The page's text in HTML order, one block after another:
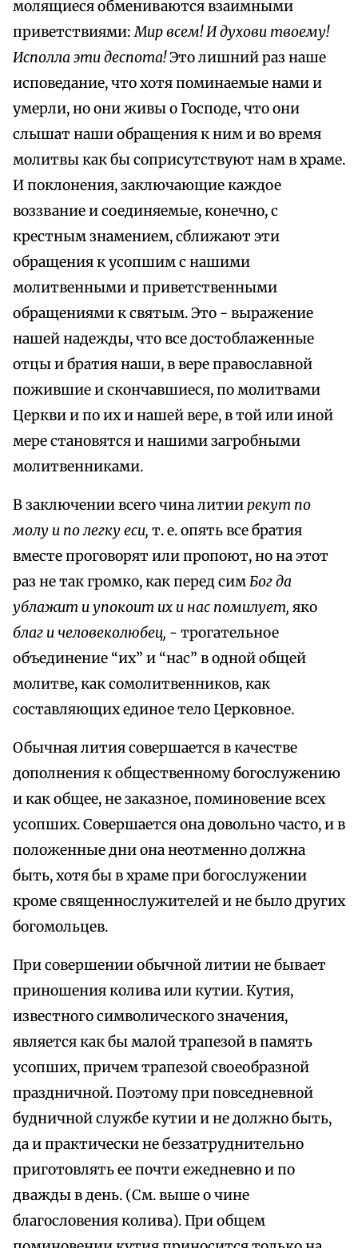
молящиеся обмениваются взаимными
приветствиями:Мир всем! И духови твоему!
Исполла эти деспота!Это лишний раз наше
исповедание, что хотя поминаемые нами и
умерли, но они живы о Господе, что они
слышат наши обращения к ним и во время
молитвы как бы соприсутствуют нам в храме.
И поклонения, заключающие каждое
воззвание и соединяемые, конечно, с
крестным знамением, сближают эти
обращения к усопшим с нашими
молитвенными и приветственными
обращениями к святым. Это - выражение
нашей надежды, что все достоблаженные
отцы и братия наши, в вере православной
пожившие и скончавшиеся, по молитвами
Церкви и по их и нашей вере, в той или иной
мере становятся и нашими загробными
молитвенниками.
В заключении всего чина литиирекут по
молу и по легку еси, т. е. опять все братия
вместе проговорят или пропоют, но на этот
раз не так громко, как перед симБог да
ублажит и упокоит их и нас помилует, яко
благ и человеколюбец, - трогательное
объединение “их” и “нас” в одной общей
молитве, как сомолитвенников, как
составляющих единое тело Церковное.
Обычная лития совершается в качестве
дополнения к общественному богослужению
и как общее, не заказное, поминовение всех
усопших. Совершается она довольно часто, и в
положенные дни она неотменно должна
быть, хотя бы в храме при богослужении
кроме священнослужителей и не было других
богомольцев.
При совершении обычной литии не бывает
приношения колива или кутии. Кутия,
известного символического значения,
является как бы малой трапезой в память
усопших, причем трапезой своеобразной
праздничной. Поэтому при повседневной
будничной службе кутии и не должно быть,
да и практически не беззатруднительно
приготовлять ее почти ежедневно и по
дважды в день. (См. выше о чине
благословения колива). При общем